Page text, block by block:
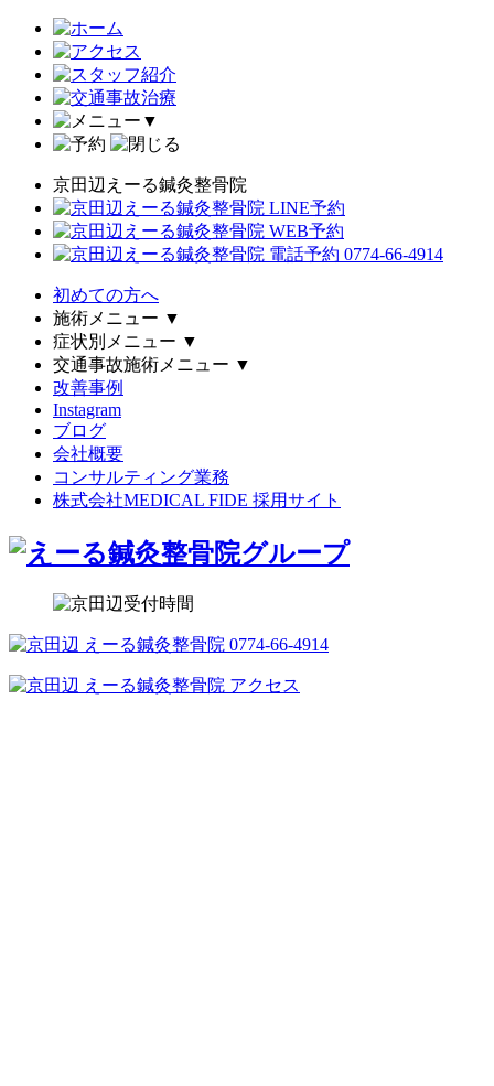
▼
京田辺えーる鍼灸整骨院
初めての方へ
施術メニュー ▼
症状別メニュー ▼
交通事故施術メニュー ▼
改善事例
Instagram
ブログ
会社概要
コンサルティング業務
株式会社MEDICAL FIDE 採用サイト